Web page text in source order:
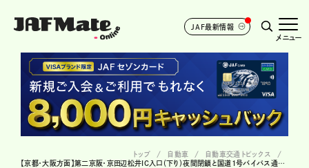
JAF最新情報
メニュー
トップ 自動車
自動車交通トピックス
【京都・大阪方面】第二京阪・京田辺松井IC入口（下り）夜間閉鎖と国道1号バイパス通行止め。う回ルートと所要時間